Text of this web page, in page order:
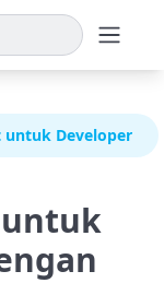
untuk Developer
untuk